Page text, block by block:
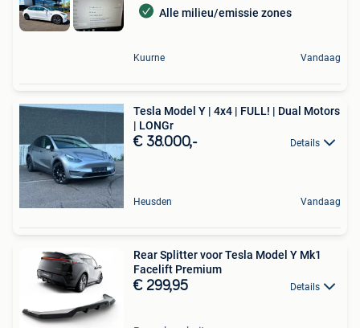
Alle milieu/emissie zones
Kuurne Vandaag
Tesla Model Y | 4x4 | FULL! | Dual Motors
| LONGr
€ 38.000,- Details
Heusden Vandaag
Rear Splitter voor Tesla Model Y Mk1
Facelift Premium
€ 299,95 Details